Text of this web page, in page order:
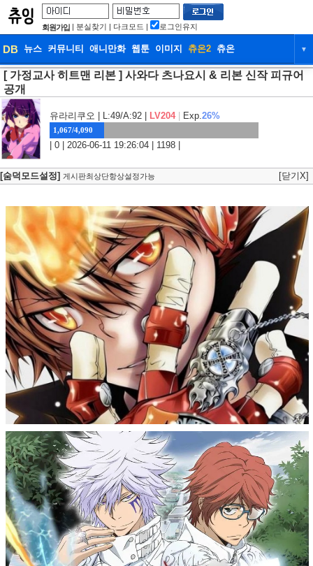
회원가입 | 분실찾기 | 다크모드 | 로그인유지
DB 뉴스 커뮤니티 애니만화 웹툰 이미지 츄온2 츄온 ▼
DB 뉴스 커뮤니티 애니만화
웹툰
[ 가정교사 히트맨 리본 ] 사와다 츠나요시 & 리본 신작 피규어
공개
유라리쿠오 | L:49/A:92 | LV204 Exp.26%
1,067/4,090
| 0 | 2026-06-11 19:26:04 | 1198 |
[숨덕모드설정] 게시판최상단항상설정가능 [닫기X]